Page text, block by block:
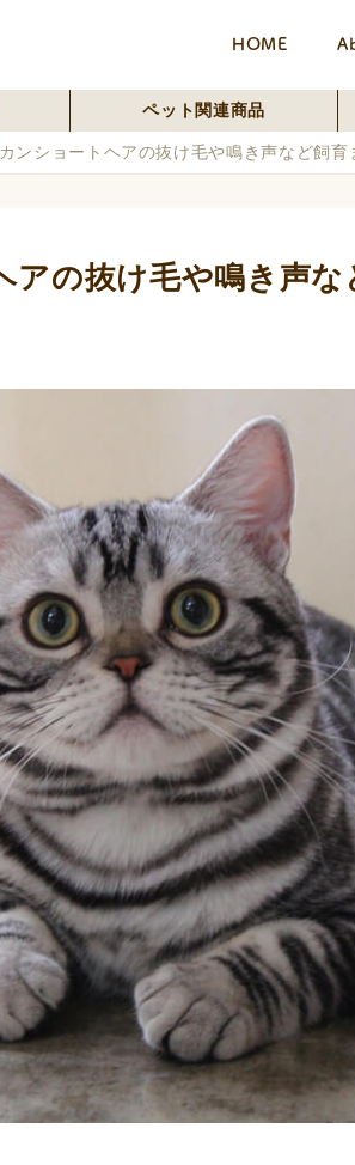
HOME
ペット関連商品
ンショートヘアの抜け毛や鳴き声など飼育
アの抜け毛や鳴き声な